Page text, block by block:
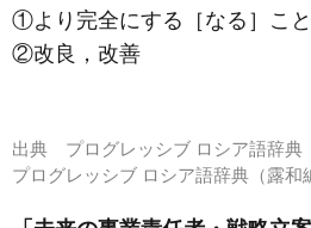
①より完全にする［なる］こと
②改良，改善
出典 プログレッシブ ロシア語辞典
プログレッシブ ロシア語辞典（露